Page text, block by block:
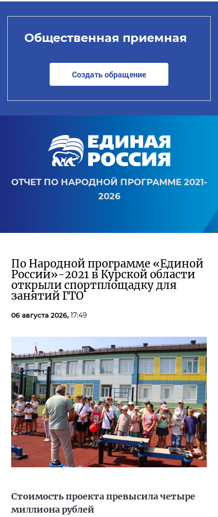
Общественная приемная
Создать обращение
ОТЧЕТ ПО НАРОДНОЙ ПРОГРАММЕ 2021-
2026
По Народной программе «Единой
России»-2021 в Курской области
открыли спортплощадку для
занятий ГТО
06 августа 2026, 17:49
Стоимость проекта превысила четыре
миллиона рублей